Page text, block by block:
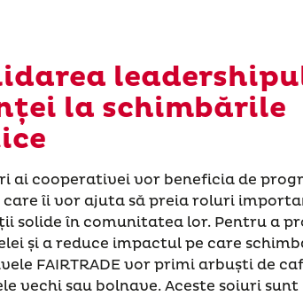
la schimbările
ai cooperativei vor beneficia de
care îi vor ajuta să preia roluri
solide în comunitatea lor. Pentru a
și a reduce impactul pe care
FAIRTRADE vor primi arbuști de
vechi sau bolnave. Aceste soiuri